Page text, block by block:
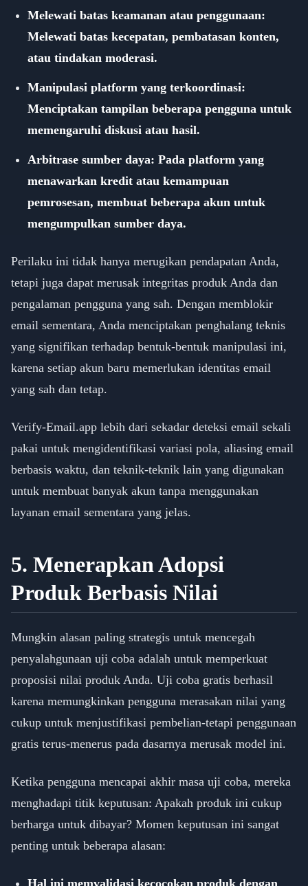
Melewati batas keamanan atau penggunaan:
Melewati batas kecepatan, pembatasan konten,
atau tindakan moderasi.
Manipulasi platform yang terkoordinasi:
Menciptakan tampilan beberapa pengguna untuk
memengaruhi diskusi atau hasil.
Arbitrase sumber daya: Pada platform yang
menawarkan kredit atau kemampuan
pemrosesan, membuat beberapa akun untuk
mengumpulkan sumber daya.
Perilaku ini tidak hanya merugikan pendapatan Anda,
tetapi juga dapat merusak integritas produk Anda dan
pengalaman pengguna yang sah. Dengan memblokir
email sementara, Anda menciptakan penghalang teknis
yang signifikan terhadap bentuk-bentuk manipulasi ini,
karena setiap akun baru memerlukan identitas email
yang sah dan tetap.
Verify-Email.app lebih dari sekadar deteksi email sekali
pakai untuk mengidentifikasi variasi pola, aliasing email
berbasis waktu, dan teknik-teknik lain yang digunakan
untuk membuat banyak akun tanpa menggunakan
layanan email sementara yang jelas.
5. Menerapkan Adopsi
Produk Berbasis Nilai
Mungkin alasan paling strategis untuk mencegah
penyalahgunaan uji coba adalah untuk memperkuat
proposisi nilai produk Anda. Uji coba gratis berhasil
karena memungkinkan pengguna merasakan nilai yang
cukup untuk menjustifikasi pembelian-tetapi penggunaan
gratis terus-menerus pada dasarnya merusak model ini.
Ketika pengguna mencapai akhir masa uji coba, mereka
menghadapi titik keputusan: Apakah produk ini cukup
berharga untuk dibayar? Momen keputusan ini sangat
penting untuk beberapa alasan:
Hal ini memvalidasi kecocokan produk dengan